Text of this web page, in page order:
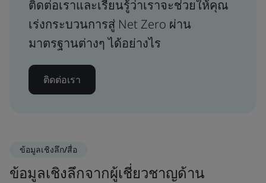
ติดต่อเราและเรียนรู้ว่าเราจะช่วยให้คุณ
เร่งกระบวนการสู่ Net Zero ผ่าน
มาตรฐานต่างๆ ได้อย่างไร
ติดต่อเรา
ข้อมูลเชิงลึก/สื่อ
ข้อมูลเชิงลึกจากผู้เชี่ยวชาญด้าน